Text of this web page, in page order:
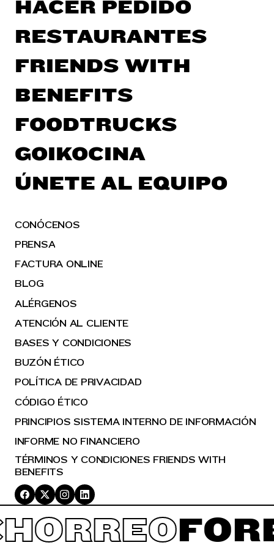
HACER PEDIDO
RESTAURANTES
FRIENDS WITH
BENEFITS
FOODTRUCKS
GOIKOCINA
ÚNETE AL EQUIPO
CONÓCENOS
PRENSA
FACTURA ONLINE
BLOG
ALÉRGENOS
ATENCIÓN AL CLIENTE
BASES Y CONDICIONES
BUZÓN ÉTICO
POLÍTICA DE PRIVACIDAD
CÓDIGO ÉTICO
PRINCIPIOS SISTEMA INTERNO DE INFORMACIÓN
INFORME NO FINANCIERO
TÉRMINOS Y CONDICIONES FRIENDS WITH
BENEFITS